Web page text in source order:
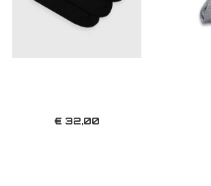
€ 32,00